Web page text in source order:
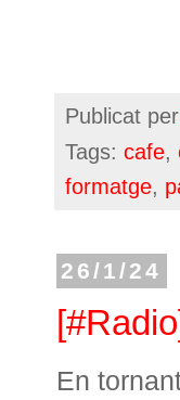
Publicat per
Tags: cafe,
formatge,
26/1/24
En